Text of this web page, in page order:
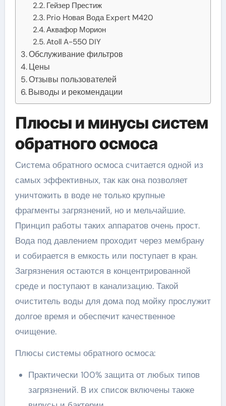
Гейзер Престиж
Prio Новая Вода Expert M420
Аквафор Морион
Atoll A-550 DIY
Обслуживание фильтров
Цены
Отзывы пользователей
Выводы и рекомендации
Плюсы и минусы систем
обратного осмоса
Система обратного осмоса считается одной из
самых эффективных, так как она позволяет
уничтожить в воде не только крупные
фрагменты загрязнений, но и мельчайшие.
Принцип работы таких аппаратов очень прост.
Вода под давлением проходит через мембрану
и собирается в емкость или поступает в кран.
Загрязнения остаются в концентрированной
среде и поступают в канализацию. Такой
очиститель воды для дома под мойку прослужит
долгое время и обеспечит качественное
очищение.
Плюсы системы обратного осмоса:
Практически 100% защита от любых типов
загрязнений. В их список включены также